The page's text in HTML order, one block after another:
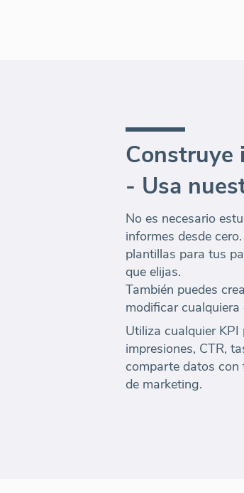
Construye
- Usa
No es necesario
informes desde
plantillas para tus
que elijas.
También puedes
modificar
Utiliza cualquier
impresiones, CTR,
comparte datos con
de marketing.